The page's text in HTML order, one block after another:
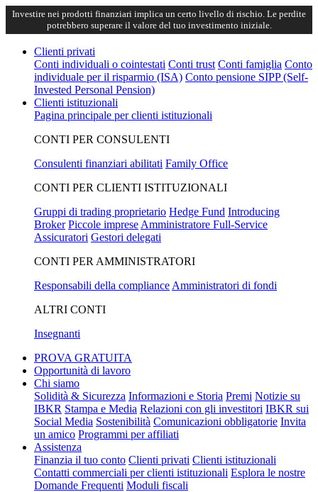
Investire nei prodotti finanziari implica un certo livello di rischio. Le perdite
potrebbero superare il valore del tuo investimento iniziale.
Clienti privati
Conti individuali o cointestati Conti trust Conti famiglia Conto
individuale per il risparmio (ISA) Conto pensione SIPP (Self-
Invested Personal Pension)
Clienti istituzionali
Pagina principale per clienti istituzionali
CONTI PER CONSULENTI
Consulenti finanziari abilitati Family Office
CONTI PER CLIENTI ISTITUZIONALI
Gruppi di trading proprietario Hedge Fund Introducing
Broker Piccole imprese Amministratore Full-Service
Assicuratori Gestori delegati
CONTI PER AMMINISTRATORI
Responsabili della compliance Amministratori di fondi
ALTRI CONTI
Insegnanti
PROVA GRATUITA
Opportunità di lavoro
Chi siamo
Solidità & Sicurezza Informazioni e Storia Premi Notizie su
IBKR Stampa e Media Relazioni con gli investitori IBKR sui
Social Media Sostenibilità Comunicazioni obbligatorie Invita
un amico Programmi per affiliati
Assistenza
Finanzia il tuo conto Clienti privati Clienti istituzionali
Contatti commerciali per clienti istituzionali Esplora le nostre
Domande Frequenti Moduli fiscali